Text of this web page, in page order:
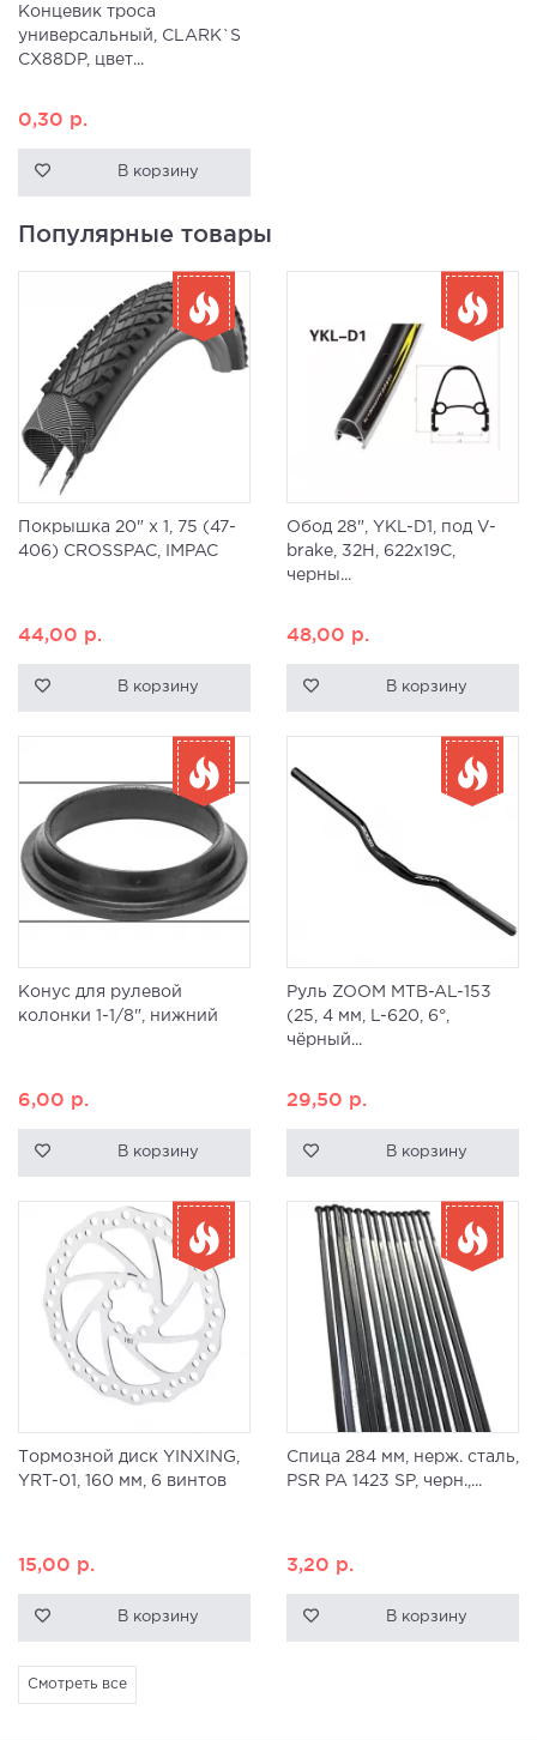
Концевик троса
универсальный, CLARK`S
CX88DP, цвет...
0,30 р.
В корзину
Популярные товары
Покрышка 20" x 1, 75 (47-
406) CROSSPAC, IMPAC
44,00 р.
В корзину
Обод 28", YKL-D1, под V-
brake, 32H, 622x19С,
черны...
48,00 р.
В корзину
Конус для рулевой
колонки 1-1/8", нижний
6,00 р.
В корзину
Руль ZOOM MTB-AL-153
(25, 4 мм, L-620, 6°,
чёрный...
29,50 р.
В корзину
Тормозной диск YINXING,
YRT-01, 160 мм, 6 винтов
15,00 р.
В корзину
Спица 284 мм, нерж. сталь,
PSR PA 1423 SP, черн.,...
3,20 р.
В корзину
Смотреть все